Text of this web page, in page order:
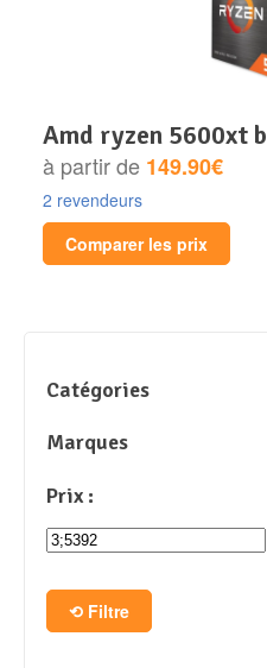
amd ryzen 5600xt
à partir de 149.90€
2 revendeurs
Comparer les prix
Catégories
Marques
Prix :
Filtre